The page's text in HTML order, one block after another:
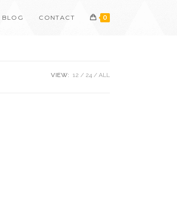
BLOG CONTACT 0
VIEW: 12 24 ALL